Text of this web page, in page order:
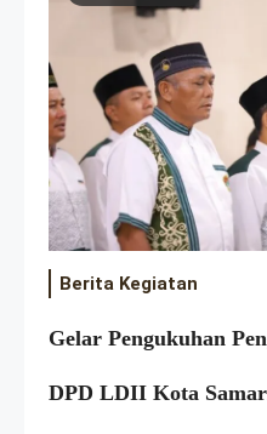
Berita Kegiatan
Gelar Pengukuhan
DPD LDII Kota